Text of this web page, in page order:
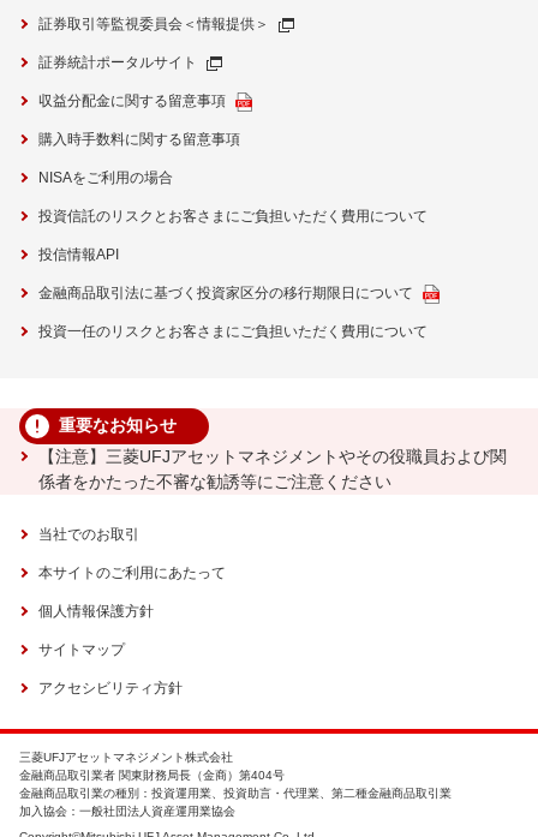
証券取引等監視委員会＜情報提供＞
証券統計ポータルサイト
収益分配金に関する留意事項
購入時手数料に関する留意事項
NISAをご利用の場合
投資信託のリスクとお客さまにご負担いただく費用について
投信情報API
金融商品取引法に基づく投資家区分の移行期限日について
投資一任のリスクとお客さまにご負担いただく費用について
重要なお知らせ
【注意】三菱UFJアセットマネジメントやその役職員および関
係者をかたった不審な勧誘等にご注意ください
当社でのお取引
本サイトのご利用にあたって
個人情報保護方針
サイトマップ
アクセシビリティ方針
三菱UFJアセットマネジメント株式会社
金融商品取引業者 関東財務局長（金商）第404号
金融商品取引業の種別：投資運用業、投資助言・代理業、第二種金融商品取引業
加入協会：一般社団法人資産運用業協会